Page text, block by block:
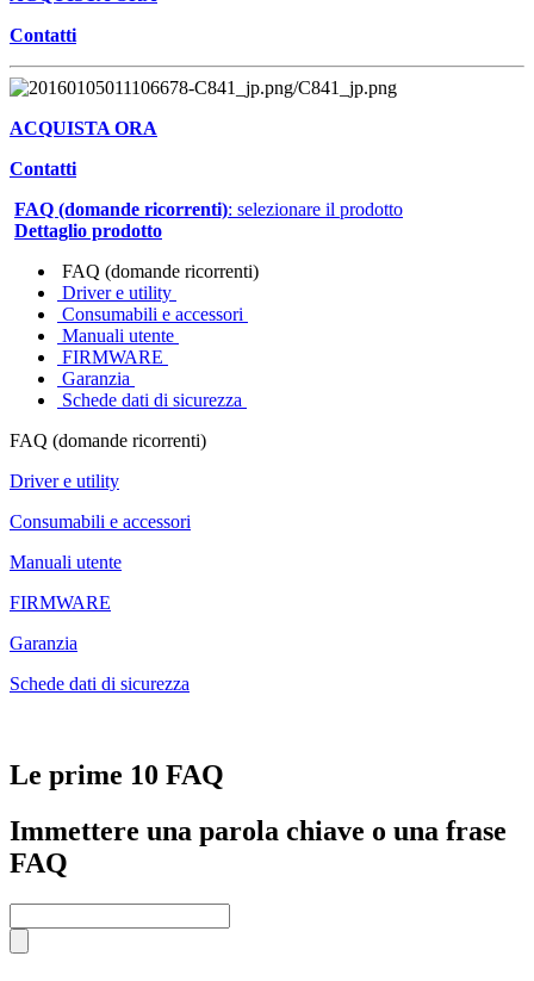
Contatti
ACQUISTA ORA
Contatti
FAQ (domande ricorrenti): selezionare il prodotto
Dettaglio prodotto
FAQ (domande ricorrenti)
Driver e utility
Consumabili e accessori
Manuali utente
FIRMWARE
Garanzia
Schede dati di sicurezza
FAQ (domande ricorrenti)
Driver e utility
Consumabili e accessori
Manuali utente
FIRMWARE
Garanzia
Schede dati di sicurezza
Le prime 10 FAQ
Immettere una parola chiave o una frase
FAQ